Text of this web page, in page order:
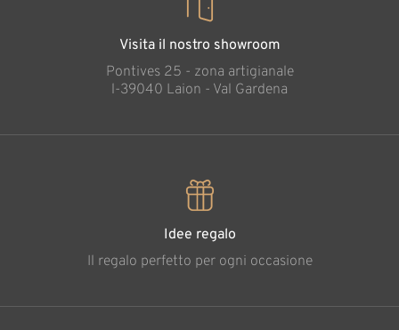
Visita il nostro showroom
Pontives 25 - zona artigianale
l-39040 Laion - Val Gardena
Idee regalo
Il regalo perfetto per ogni occasione